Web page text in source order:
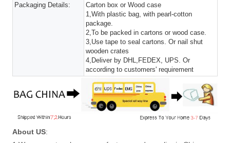
Packaging Details:
Carton box or Wood case
1,With plastic bag, with pearl-cotton
package.
2,To be packed in cartons or wood case.
3,Use tape to seal cartons. Or nail shut
wooden crates
4,Deliver by DHL,FEDEX, UPS. Or
according to customers' requirement
About US: